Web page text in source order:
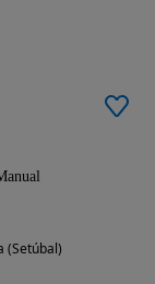
(Setúbal)